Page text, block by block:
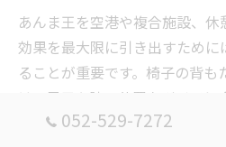
あんま王を空港や複合施設、休
効果を最大限に引き出すため
ることが重要です。椅子の背も
け、足元や腕の位置をガイド
へのマッサージ圧が均等にかか
052-529-7272